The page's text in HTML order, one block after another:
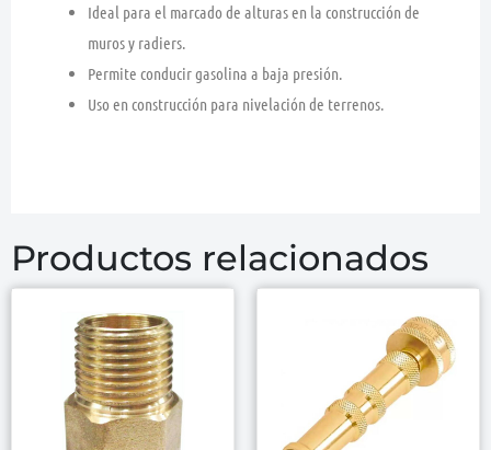
Ideal para el marcado de alturas en la construcción de
muros y radiers.
Permite conducir gasolina a baja presión.
Uso en construcción para nivelación de terrenos.
Productos relacionados